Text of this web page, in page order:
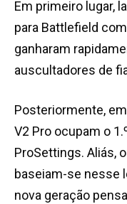
Em primeiro lugar,
para Battlefield
ganharam
auscultadores de
Posteriormente,
V2 Pro ocupam o
ProSettings. Aliás,
baseiam-se nesse
nova geração